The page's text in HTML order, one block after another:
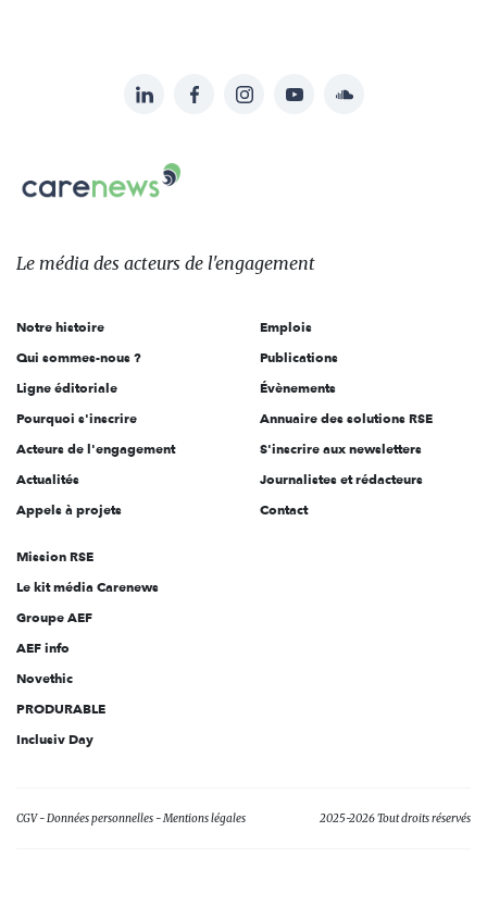
sur:
LinkedInFacebookInstagramYouTubeSoundcloud
Carenews,
Le
des
l'engagement
Le média des acteurs de l'engagement
Notre histoire
Qui sommes-nous ?
Ligne éditoriale
Pourquoi s'inscrire
Acteurs de l'engagement
Actualités
Appels à projets
Emplois
Publications
Évènements
Annuaire des solutions RSE
S'inscrire aux newsletters
Journalistes et rédacteurs
Contact
Mission RSE
Le kit média Carenews
Groupe AEF
AEF info
Novethic
PRODURABLE
Inclusiv Day
CGV Données personnelles Mentions légales 2025-2026 Tout droits réservés